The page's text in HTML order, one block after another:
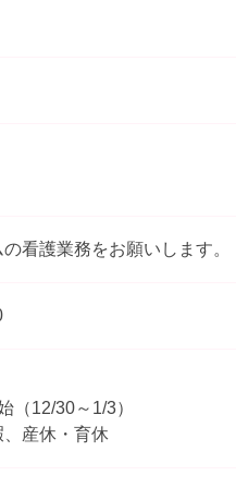
看護業務をお願いします。
（12/30～1/3）
産休・育休